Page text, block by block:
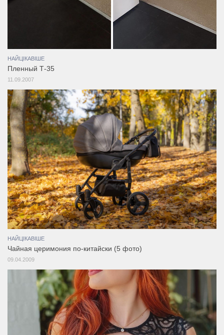
НАЙЦІКАВІШЕ
Пленный Т-35
11.09.2007
НАЙЦІКАВІШЕ
Чайная церимония по-китайски (5 фото)
09.04.2009